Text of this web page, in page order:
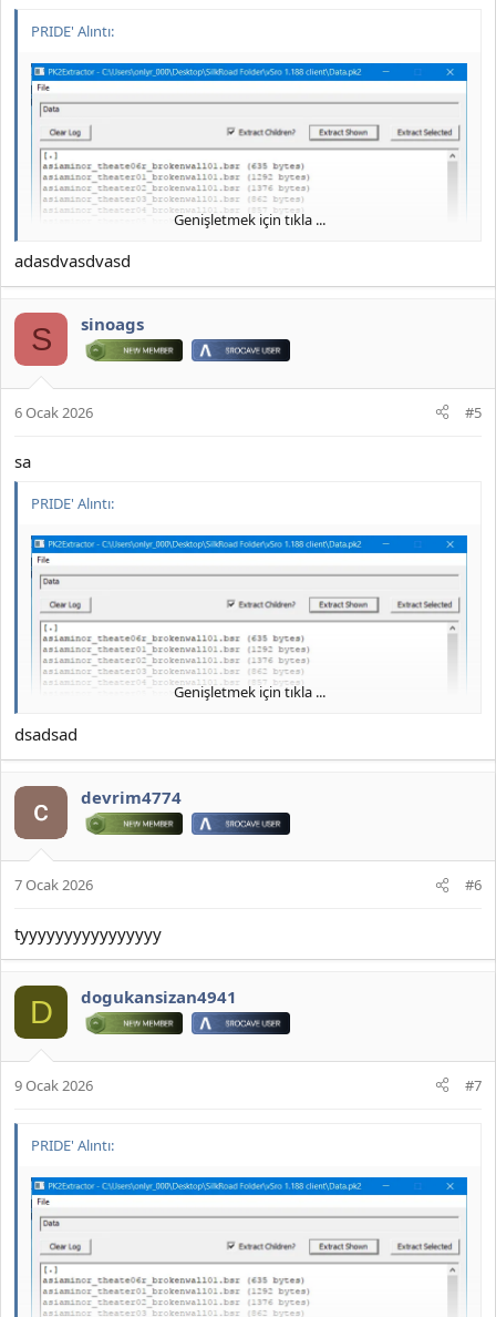
PRIDE' Alıntı:
JOYMAX PK2 EXTRACTOR ÇIKARTICI
2026 DOWNLOAD İNDİR:
*** Gizlenmiş içerik alıntılanamaz. ***
Genişletmek için tıkla ...
adasdvasdvasd
S sinoags
6 Ocak 2026 #5
sa
PRIDE' Alıntı:
JOYMAX PK2 EXTRACTOR ÇIKARTICI
2026 DOWNLOAD İNDİR:
Genişletmek için tıkla ...
dsadsad
devrim4774
7 Ocak 2026 #6
tyyyyyyyyyyyyyyyy
D dogukansizan4941
9 Ocak 2026 #7
PRIDE' Alıntı: